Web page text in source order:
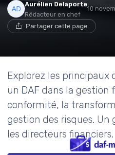
Aurélien Delaporte
Rédacteur en chef
10
Partager cette page
Explorez les principaux
un DAF dans la gestion
conformité, la
gestion des risques. Un
les directeurs financiers.